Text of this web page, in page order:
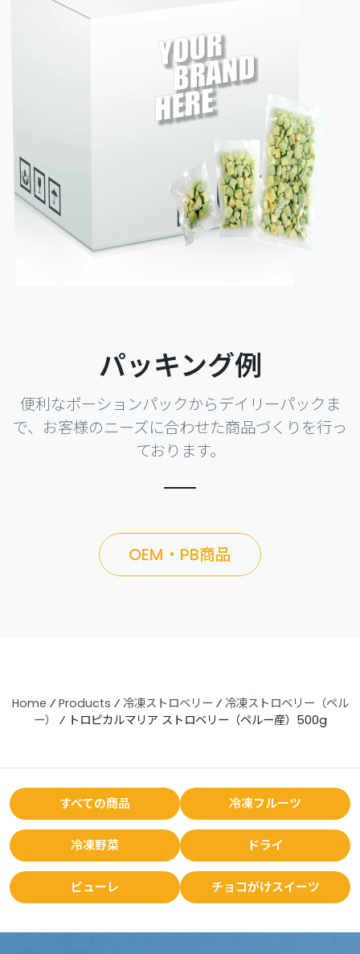
パッキング例
便利なポーションパックからデイリーパックま
で、お客様のニーズに合わせた商品づくりを行っ
ております。
OEM・PB商品
Home ⁄ Products ⁄ 冷凍ストロベリー ⁄ 冷凍ストロベリー（ペル
ー）
⁄ トロピカルマリア ストロベリー（ペルー産）500g
すべての商品 冷凍フルーツ
冷凍野菜 ドライ
ピューレ チョコがけスイーツ